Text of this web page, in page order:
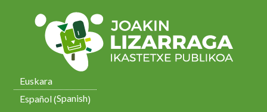
Euskara
Español(Spanish)